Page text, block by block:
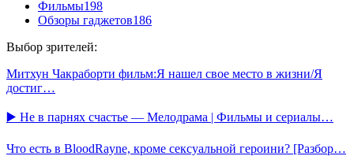
Фильмы198
Обзоры гаджетов186
Выбор зрителей:
Митхун Чакраборти фильм:Я нашел свое место в жизни/Я
достиг…
▶️ Не в парнях счастье — Мелодрама | Фильмы и сериалы…
Что есть в BloodRayne, кроме сексуальной героини? [Разбор…